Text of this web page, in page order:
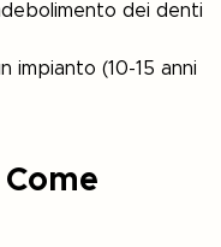
dei denti
impianto (10-15 anni